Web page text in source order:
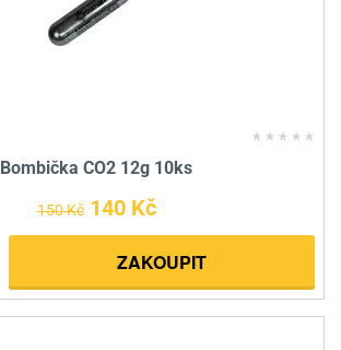
Bombička CO2 12g 10ks
150 Kč 140 Kč
ZAKOUPIT